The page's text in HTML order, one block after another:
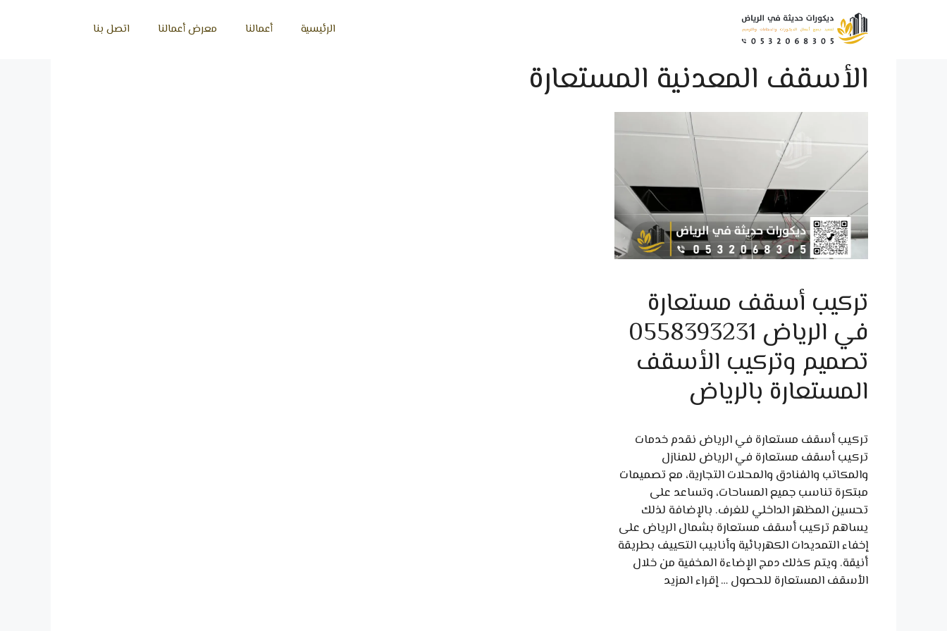
الرئيسية أعمالنا معرض أعمالنا اتصل بنا
الأسقف المعدنية المستعارة
تركيب أسقف مستعارة
في الرياض 0558393231
تصميم وتركيب الأسقف
المستعارة بالرياض
تركيب أسقف مستعارة في الرياض نقدم خدمات
تركيب أسقف مستعارة في الرياض للمنازل
والمكاتب والفنادق والمحلات التجارية، مع تصميمات
مبتكرة تناسب جميع المساحات، وتساعد على
تحسين المظهر الداخلي للغرف. بالإضافة لذلك
يساهم تركيب أسقف مستعارة بشمال الرياض على
إخفاء التمديدات الكهربائية وأنابيب التكييف بطريقة
أنيقة. ويتم كذلك دمج الإضاءة المخفية من خلال
الأسقف المستعارة للحصول …إقراء المزيد